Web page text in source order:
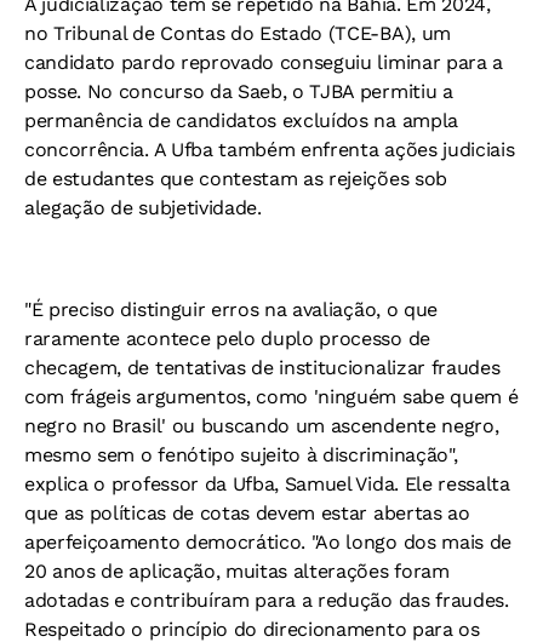
no Tribunal de Contas do Estado (TCE-BA), um
candidato pardo reprovado conseguiu liminar para a
posse. No concurso da Saeb, o TJBA permitiu a
permanência de candidatos excluídos na ampla
concorrência. A Ufba também enfrenta ações judiciais
de estudantes que contestam as rejeições sob
alegação de subjetividade.
"É preciso distinguir erros na avaliação, o que
raramente acontece pelo duplo processo de
checagem, de tentativas de institucionalizar fraudes
com frágeis argumentos, como 'ninguém sabe quem é
negro no Brasil' ou buscando um ascendente negro,
mesmo sem o fenótipo sujeito à discriminação",
explica o professor da Ufba, Samuel Vida. Ele ressalta
que as políticas de cotas devem estar abertas ao
aperfeiçoamento democrático. "Ao longo dos mais de
20 anos de aplicação, muitas alterações foram
adotadas e contribuíram para a redução das fraudes.
Respeitado o princípio do direcionamento para os